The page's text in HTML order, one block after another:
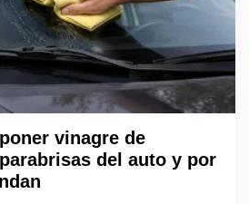
vinagre de
del auto y por